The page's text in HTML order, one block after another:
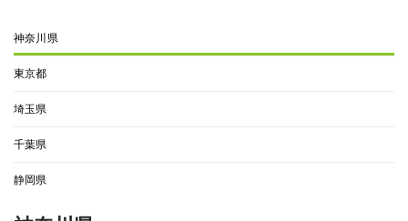
神奈川県
東京都
埼玉県
千葉県
静岡県